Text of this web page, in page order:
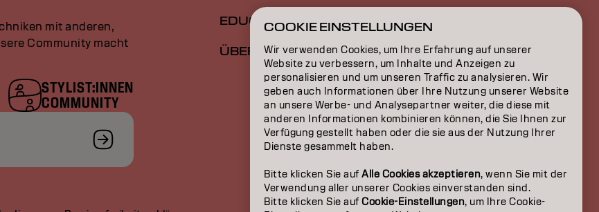
mit anderen,
Community macht
STYLIST:INNEN
COMMUNITY
EDUCATION
ÜBER
COOKIE EINSTELLUNGEN
Wir verwenden Cookies, um Ihre Erfahrung auf unserer
Website zu verbessern, um Inhalte und Anzeigen zu
personalisieren und um unseren Traffic zu analysieren. Wir
geben auch Informationen über Ihre Nutzung unserer Website
an unsere Werbe- und Analysepartner weiter, die diese mit
anderen Informationen kombinieren können, die Sie Ihnen zur
Verfügung gestellt haben oder die sie aus der Nutzung Ihrer
Dienste gesammelt haben.
Bitte klicken Sie aufAlle Cookies akzeptieren, wenn Sie mit der
Verwendung aller unserer Cookies einverstanden sind.
Bitte klicken Sie aufCookie-Einstellungen, um Ihre Cookie-